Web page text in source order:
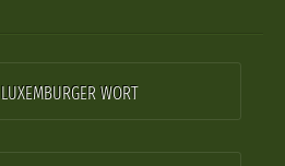
LUXEMBURGER WORT